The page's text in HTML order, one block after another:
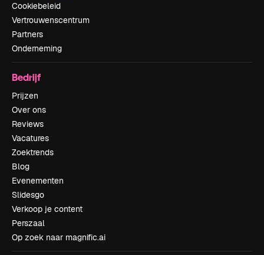
Cookiebeleid
Vertrouwenscentrum
Partners
Onderneming
Bedrijf
Prijzen
Over ons
Reviews
Vacatures
Zoektrends
Blog
Evenementen
Slidesgo
Verkoop je content
Perszaal
Op zoek naar magnific.ai